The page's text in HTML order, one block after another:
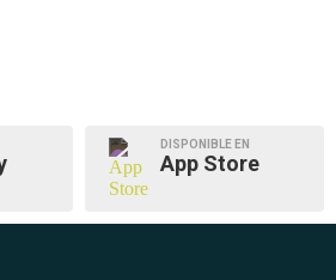
DISPONIBLE EN
App Store